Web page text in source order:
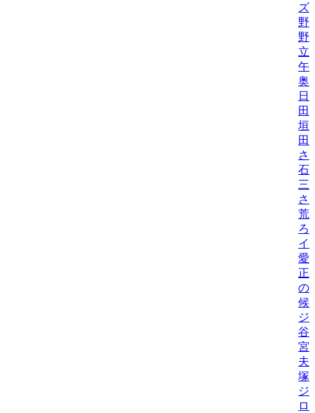
ズ
野
野
立
午
奥
日
田
垣
田
さ
石
三
さ
荒
ろ
イ
愛
正
の
候/
ジ
谷
宮
夫
塚
ジ
ロ